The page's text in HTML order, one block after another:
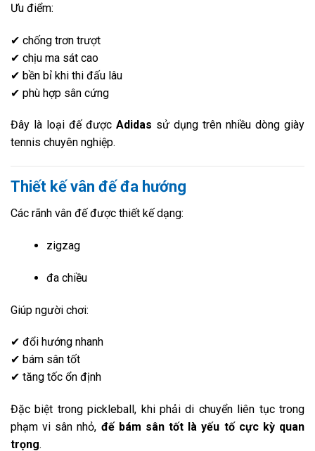
Ưu điểm:
✔ chống trơn trượt
✔ chịu ma sát cao
✔ bền bỉ khi thi đấu lâu
✔ phù hợp sân cứng
Đây là loại đế được Adidas sử dụng trên nhiều dòng giày
tennis chuyên nghiệp.
Thiết kế vân đế đa hướng
Các rãnh vân đế được thiết kế dạng:
zigzag
đa chiều
Giúp người chơi:
✔ đổi hướng nhanh
✔ bám sân tốt
✔ tăng tốc ổn định
Đặc biệt trong pickleball, khi phải di chuyển liên tục trong
phạm vi sân nhỏ, đế bám sân tốt là yếu tố cực kỳ quan
trọng.